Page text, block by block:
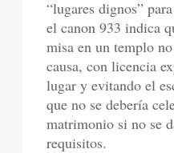
“lugares dignos”
el canon 933 indica
misa en un templo
causa, con licencia
lugar y evitando el
que no se debería
matrimonio si no se
requisitos.